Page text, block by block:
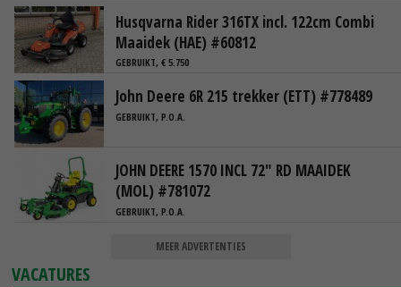
Husqvarna Rider 316TX incl. 122cm Combi
Maaidek (HAE) #60812
GEBRUIKT, € 5.750
John Deere 6R 215 trekker (ETT) #778489
GEBRUIKT, P.O.A.
JOHN DEERE 1570 INCL 72" RD MAAIDEK
(MOL) #781072
GEBRUIKT, P.O.A.
MEER ADVERTENTIES
VACATURES